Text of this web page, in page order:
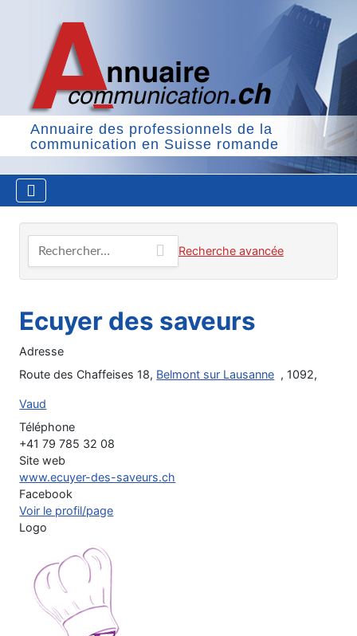
Annuaire des professionnels de la
communication en Suisse romande
Recherche avancée
Ecuyer des saveurs
Adresse
Route des Chaffeises 18, Belmont sur Lausanne , 1092,
Vaud
Téléphone
+41 79 785 32 08
Site web
www.ecuyer-des-saveurs.ch
Facebook
Voir le profil/page
Logo